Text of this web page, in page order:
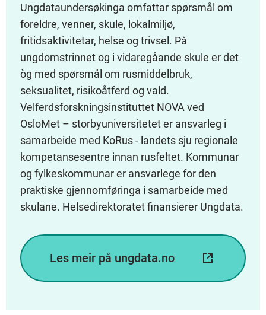
Ungdataundersøkinga omfattar spørsmål om
foreldre, venner, skule, lokalmiljø,
fritidsaktivitetar, helse og trivsel. På
ungdomstrinnet og i vidaregåande skule er det
òg med spørsmål om rusmiddelbruk,
seksualitet, risikoåtferd og vald.
Velferdsforskningsinstituttet NOVA ved
OsloMet – storbyuniversitetet er ansvarleg i
samarbeide med KoRus - landets sju regionale
kompetansesentre innan rusfeltet. Kommunar
og fylkeskommunar er ansvarlege for den
praktiske gjennomføringa i samarbeide med
skulane. Helsedirektoratet finansierer Ungdata.
Les meir på ungdata.no